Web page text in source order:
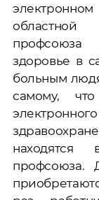
областной
профсоюза
здоровье в
больным
самому,
профсоюза.